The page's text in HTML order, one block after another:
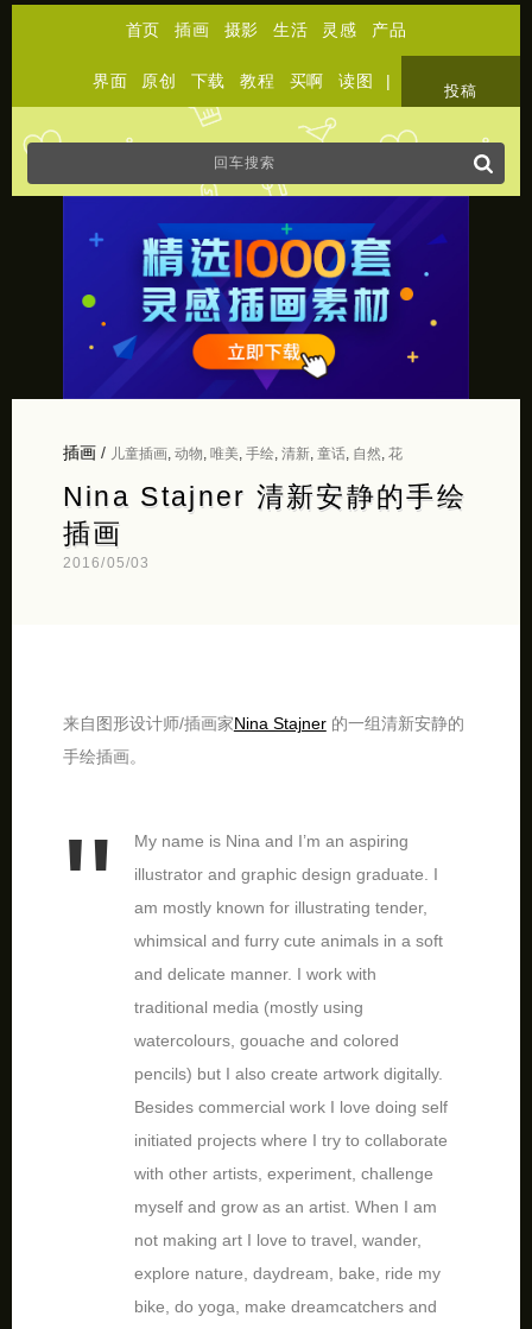
首页 插画 摄影 生活 灵感 产品
界面 原创 下载 教程 买啊 读图 |
投稿
插画/ 儿童插画, 动物 唯美, 手绘, 清新, 童话, 自然, 花
Nina Stajner 清新安静的手绘
插画
2016/05/03
来自图形设计师/插画家Nina Stajner的一组清新安静的
手绘插画。
My name is Nina and I’m an aspiring
illustrator and graphic design graduate. I
am mostly known for illustrating tender,
whimsical and furry cute animals in a soft
and delicate manner. I work with
traditional media (mostly using
watercolours, gouache and colored
pencils) but I also create artwork digitally.
Besides commercial work I love doing self
initiated projects where I try to collaborate
with other artists, experiment, challenge
myself and grow as an artist. When I am
not making art I love to travel, wander,
explore nature, daydream, bake, ride my
bike, do yoga, make dreamcatchers and